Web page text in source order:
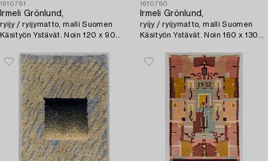
1610781
Irmeli Grönlund,
ryijy / ryijymatto, malli Suomen
Käsityön Ystävät. Noin 120 x 90
1610780
Irmeli Grönlund,
ryijy / ryijymatto, malli Suomen
Käsityön Ystävät. Noin 160 x 130